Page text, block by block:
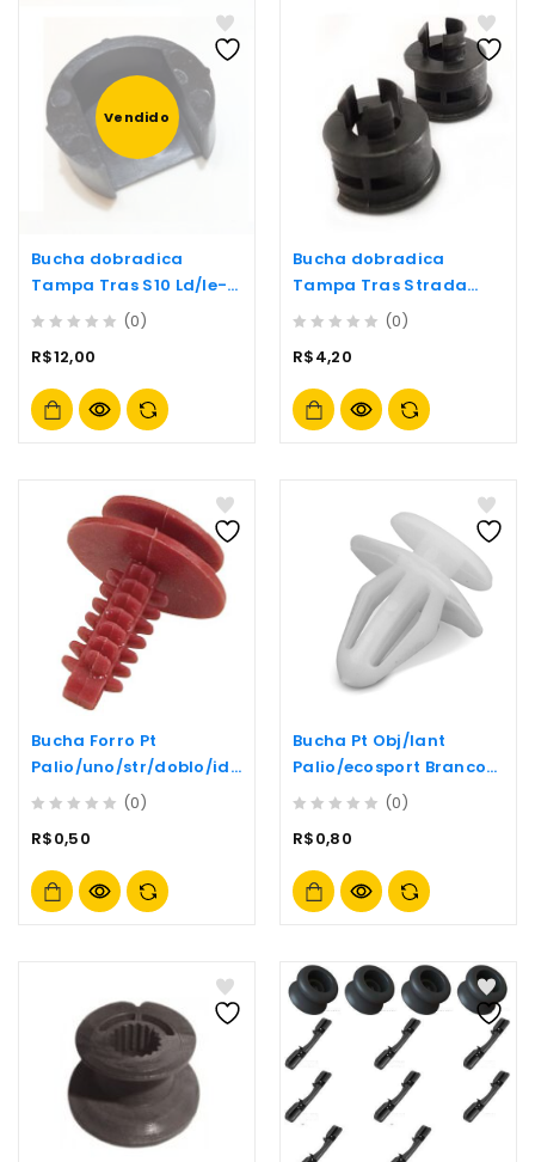
Vendido
Bucha dobradica
Tampa Tras S10 Ld/le-
(67/68) Carro
out
5
(0)
R$12,00
Bucha dobradica
Tampa Tras Strada
Ld/le 8pcs- (123a)
out
5
(0)
R$4,20
Bucha Forro Pt
Palio/uno/str/doblo/ide
a/siena Verm A
out
5
(0)
R$0,50
Bucha Pt Obj/lant
Palio/ecosport Branco-
(p207b)
out
5
(0)
R$0,80